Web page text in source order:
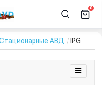
0
Стационарные АВД IPG